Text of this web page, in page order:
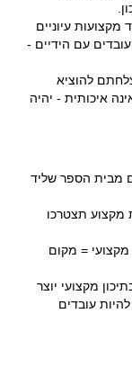
עיוניים
עובדים עם הידיים -
להוציא
איכותית - יהיה
מבית הספר שליד
מקצוע תצטרכו
= מקום
מקצועי יוצר
עובדים